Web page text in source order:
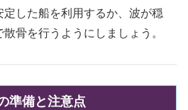
定した船を利用するか、波が穏
骨を行うようにしましょう。
準備と注意点